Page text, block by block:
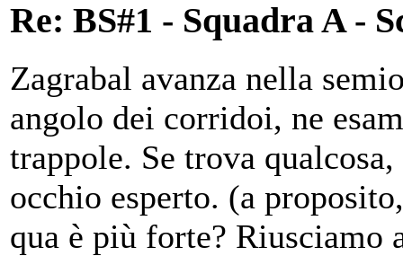
Re: BS#1 - Squadra A -
Zagrabal avanza nella
angolo dei corridoi, ne
trappole. Se trova
occhio esperto. (a
qua è più forte? Riusciamo